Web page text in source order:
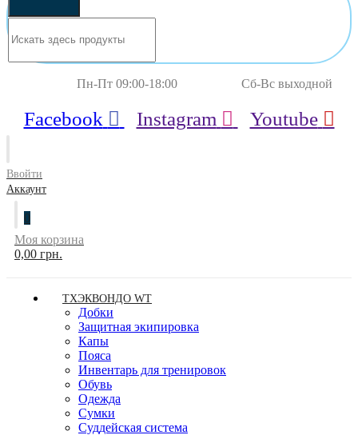
Пн-Пт 09:00-18:00 Сб-Вс выходной
Facebook Instagram Youtube
Ввойти
Аккаунт
0
Моя корзина
0,00 грн.
ТХЭКВОНДО WT
Добки
Защитная экипировка
Капы
Пояса
Инвентарь для тренировок
Обувь
Одежда
Сумки
Суддейская система